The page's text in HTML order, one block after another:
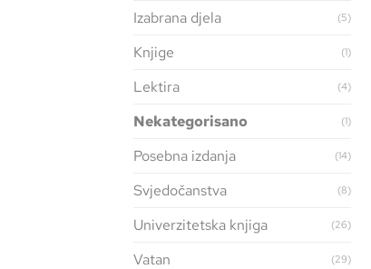
Izabrana djela (5)
Knjige (1)
Lektira (4)
Nekategorisano (1)
Posebna izdanja (14)
Svjedočanstva (8)
Univerzitetska knjiga (26)
Vatan (29)